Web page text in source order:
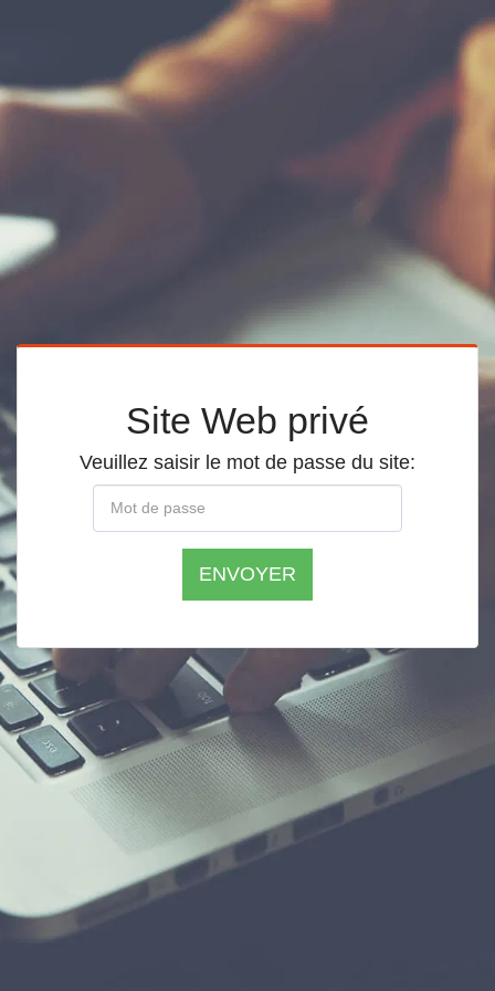
Site Web privé
Veuillez saisir le mot de passe du site:
ENVOYER